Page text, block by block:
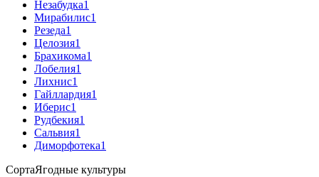
Незабудка1
Мирабилис1
Резеда1
Целозия1
Брахикома1
Лобелия1
Лихнис1
Гайллардия1
Иберис1
Рудбекия1
Сальвия1
Диморфотека1
СортаЯгодные культуры